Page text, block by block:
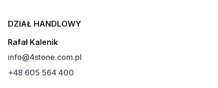
DZIAŁ HANDLOWY
Rafał Kalenik
info@4stone.com.pl
+48 605 564 400